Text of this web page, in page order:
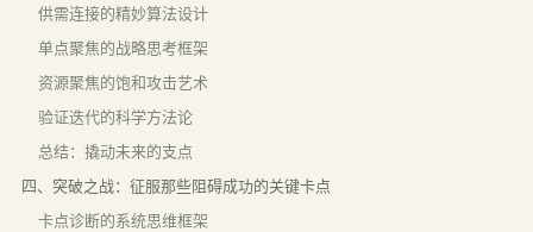
供需连接的精妙算法设计
单点聚焦的战略思考框架
资源聚焦的饱和攻击艺术
验证迭代的科学方法论
总结：撬动未来的支点
四、突破之战：征服那些阻碍成功的关键卡点
卡点诊断的系统思维框架